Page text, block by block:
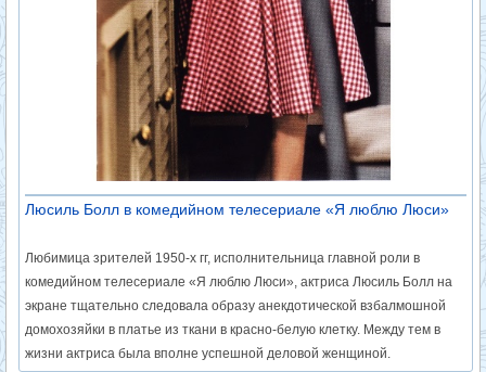
Люсиль Болл в комедийном телесериале «Я люблю Люси»
Любимица зрителей 1950-х гг, исполнительница главной роли в
комедийном телесериале «Я люблю Люси», актриса Люсиль Болл на
экране тщательно следовала образу анекдотической взбалмошной
домохозяйки в платье из ткани в красно-белую клетку. Между тем в
жизни актриса была вполне успешной деловой женщиной.